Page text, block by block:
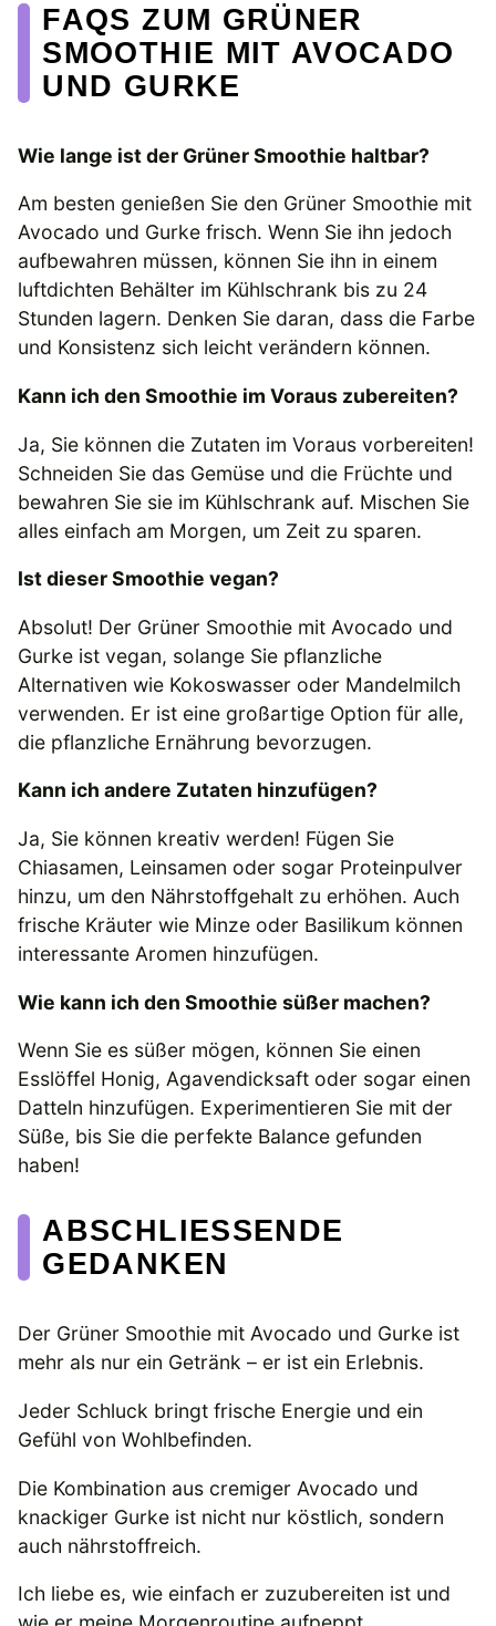
FAQS ZUM GRÜNER
SMOOTHIE MIT AVOCADO
UND GURKE
Wie lange ist der Grüner Smoothie haltbar?
Am besten genießen Sie den Grüner Smoothie mit
Avocado und Gurke frisch. Wenn Sie ihn jedoch
aufbewahren müssen, können Sie ihn in einem
luftdichten Behälter im Kühlschrank bis zu 24
Stunden lagern. Denken Sie daran, dass die Farbe
und Konsistenz sich leicht verändern können.
Kann ich den Smoothie im Voraus zubereiten?
Ja, Sie können die Zutaten im Voraus vorbereiten!
Schneiden Sie das Gemüse und die Früchte und
bewahren Sie sie im Kühlschrank auf. Mischen Sie
alles einfach am Morgen, um Zeit zu sparen.
Ist dieser Smoothie vegan?
Absolut! Der Grüner Smoothie mit Avocado und
Gurke ist vegan, solange Sie pflanzliche
Alternativen wie Kokoswasser oder Mandelmilch
verwenden. Er ist eine großartige Option für alle,
die pflanzliche Ernährung bevorzugen.
Kann ich andere Zutaten hinzufügen?
Ja, Sie können kreativ werden! Fügen Sie
Chiasamen, Leinsamen oder sogar Proteinpulver
hinzu, um den Nährstoffgehalt zu erhöhen. Auch
frische Kräuter wie Minze oder Basilikum können
interessante Aromen hinzufügen.
Wie kann ich den Smoothie süßer machen?
Wenn Sie es süßer mögen, können Sie einen
Esslöffel Honig, Agavendicksaft oder sogar einen
Datteln hinzufügen. Experimentieren Sie mit der
Süße, bis Sie die perfekte Balance gefunden
haben!
ABSCHLIESSENDE G
EDANKEN
Der Grüner Smoothie mit Avocado und Gurke ist
mehr als nur ein Getränk – er ist ein Erlebnis.
Jeder Schluck bringt frische Energie und ein
Gefühl von Wohlbefinden.
Die Kombination aus cremiger Avocado und
knackiger Gurke ist nicht nur köstlich, sondern
auch nährstoffreich.
Ich liebe es, wie einfach er zuzubereiten ist und